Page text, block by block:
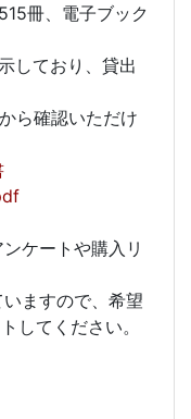
冊、電子ブック
しており、貸出
ら確認いただけ
ケートや購入リ
ますので、希望
してください。